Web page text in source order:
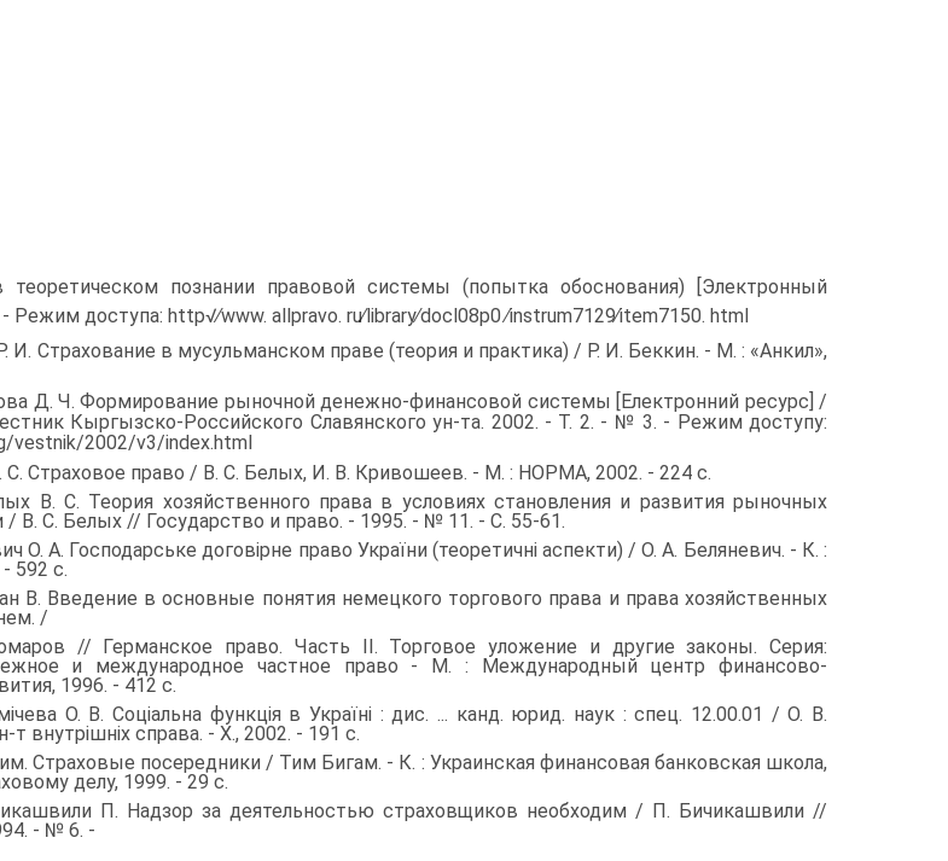
познании правовой системы (попытка обоснования) [Электронный
Режим доступа: http√∕www. allpravo. ru∕library∕docl08p0 ∕instrum7129∕item7150. html
в мусульманском праве (тео­рия и практика) / Р. И. Беккин. - М. : «Анкил»,
Ч. Формирование рыночной денежно-фи­нансовой системы [Електронний ресурс] /
Кыргызско-Российского Славянского ун-та. 2002. - Т. 2. - № 3. - Режим доступу:
vestnik/2002/v3/index.html
право / В. С. Белых, И. В. Кри­вошеев. - М. : НОРМА, 2002. - 224 с.
хозяйственного права в условиях становления и развития рыночных
В. С. Бе­лых // Государство и право. - 1995. - № 11. - С. 55-61.
Господарське договірне право України (теоретичні аспекти) / О. А. Беляневич. - К. :
592 с.
в основные понятия немецкого то­ргового права и права хозяйственных
/
// Германское право. Часть II. Торговое уложение и другие законы. Серия:
и меж­дународное частное право - М. : Международный центр финансово-
1996. - 412 с.
В. Соціальна функція в Україні : дис. ... канд. юрид. наук : спец. 12.00.01 / О. В.
т внутрішніх справа. - X., 2002. - 191 с.
посередники / Тим Бигам. - К. : Украинская финансовая банковская школа,
делу, 1999. - 29 с.
П. Надзор за деятельностью страховщиков необходим / П. Бичикашвили //
- № 6. -